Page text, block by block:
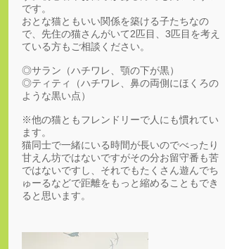
です。
おとな猫ともいい関係を築ける子たちなの
で、先住の猫さんがいて2匹目、3匹目を考え
ている方もご相談ください。
◎サラン（ハチワレ、顎の下が黒）
◎ティティ（ハチワレ、鼻の両側にほくろの
ような黒い点）
※他の猫ともフレンドリーで人にも慣れてい
ます。
猫同士で一緒にいる時間が長いのでべったり
甘えん坊ではないですがその分お留守番も苦
ではないですし、それでもたくさん遊んでち
ゅーるなどで距離をもっと縮めることもでき
ると思います。